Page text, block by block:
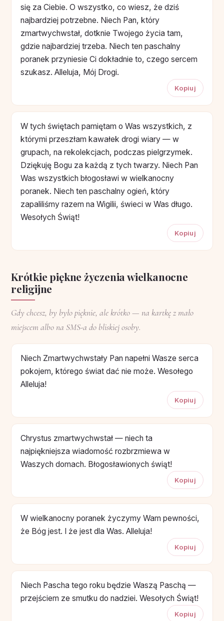
się za Ciebie. O wszystko, co wiesz, że dziś
najbardziej potrzebne. Niech Pan, który
zmartwychwstał, dotknie Twojego życia tam,
gdzie najbardziej trzeba. Niech ten paschalny
poranek przyniesie Ci dokładnie to, czego sercem
szukasz. Alleluja, Mój Drogi.
Kopiuj
W tych świętach pamiętam o Was wszystkich, z
którymi przeszłam kawałek drogi wiary — w
grupach, na rekolekcjach, podczas pielgrzymek.
Dziękuję Bogu za każdą z tych twarzy. Niech Pan
Was wszystkich błogosławi w wielkanocny
poranek. Niech ten paschalny ogień, który
zapaliliśmy razem na Wigilii, świeci w Was długo.
Wesołych Świąt!
Kopiuj
Krótkie piękne życzenia wielkanocne
religijne
Gdy chcesz, by było pięknie, ale krótko — na kartkę z mało
miejscem albo na SMS-a do bliskiej osoby.
Niech Zmartwychwstały Pan napełni Wasze serca
pokojem, którego świat dać nie może. Wesołego
Alleluja!
Kopiuj
Chrystus zmartwychwstał — niech ta
najpiękniejsza wiadomość rozbrzmiewa w
Waszych domach. Błogosławionych świąt!
Kopiuj
W wielkanocny poranek życzymy Wam pewności,
że Bóg jest. I że jest dla Was. Alleluja!
Kopiuj
Niech Pascha tego roku będzie Waszą Paschą —
przejściem ze smutku do nadziei. Wesołych Świąt!
Kopiuj